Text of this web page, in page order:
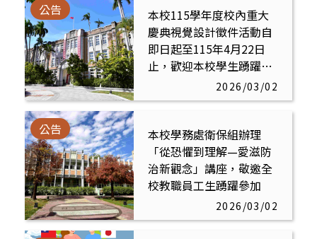
本校115學年度校內重大
慶典視覺設計徵件活動自
即日起至115年4月22日
止，歡迎本校學生踴躍報
公告
2026/03/02
本校學務處衛保組辦理
「從恐懼到理解—愛滋防
治新觀念」講座，敬邀全
校教職員工生踴躍參加
公告
2026/03/02